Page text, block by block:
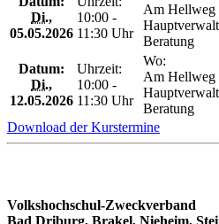
Di.,
05.05.2026
10:00 -
11:30 Uhr
Am Hellweg
Beratung
Datum:
Di.,
12.05.2026
Uhrzeit:
10:00 -
11:30 Uhr
Wo:
Am Hellweg
Beratung
Download der Kurstermine
Volkshochschul-Zweckverband